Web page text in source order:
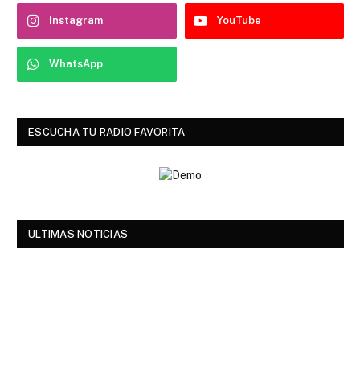
Instagram YouTube
WhatsApp
ESCUCHA TU RADIO FAVORITA
ULTIMAS NOTICIAS